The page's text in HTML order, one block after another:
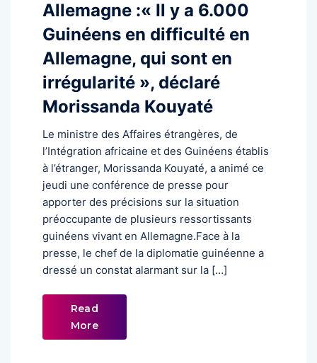
Allemagne :« Il y a 6.000
Guinéens en difficulté en
Allemagne, qui sont en
irrégularité », déclaré
Morissanda Kouyaté
Le ministre des Affaires étrangères, de
l’Intégration africaine et des Guinéens établis
à l’étranger, Morissanda Kouyaté, a animé ce
jeudi une conférence de presse pour
apporter des précisions sur la situation
préoccupante de plusieurs ressortissants
guinéens vivant en Allemagne.Face à la
presse, le chef de la diplomatie guinéenne a
dressé un constat alarmant sur la […]
Read
More